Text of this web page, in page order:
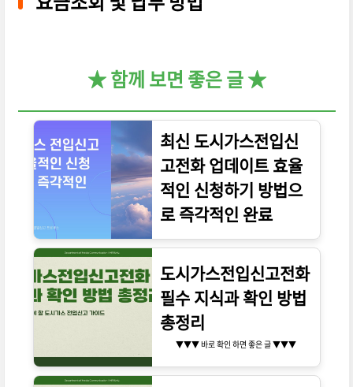
★ 함께 보면 좋은 글 ★
최신 도시가스전입신
고전화 업데이트 효율
적인 신청하기 방법으
로 즉각적인 완료
▼▼▼ 바로 확인 하면 좋은 글 ▼▼▼
도시가스전입신고전화
필수 지식과 확인 방법
총정리
▼▼▼ 바로 확인 하면 좋은 글 ▼▼▼